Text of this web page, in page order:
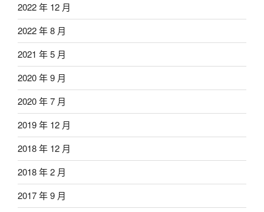
2022 年 12 月
2022 年 8 月
2021 年 5 月
2020 年 9 月
2020 年 7 月
2019 年 12 月
2018 年 12 月
2018 年 2 月
2017 年 9 月